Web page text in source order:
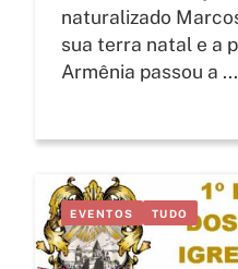
naturalizado
sua terra natal e a
Armênia passou a ...
EVENTOS TUDO